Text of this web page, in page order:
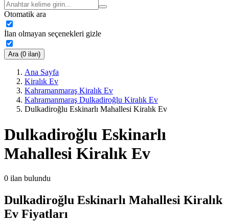
Otomatik ara
İlan olmayan seçenekleri gizle
Ara (0 ilan)
Ana Sayfa
Kiralık Ev
Kahramanmaraş Kiralık Ev
Kahramanmaraş Dulkadiroğlu Kiralık Ev
Dulkadiroğlu Eskinarlı Mahallesi Kiralık Ev
Dulkadiroğlu Eskinarlı
Mahallesi Kiralık Ev
0 ilan bulundu
Dulkadiroğlu Eskinarlı Mahallesi Kiralık
Ev Fiyatları